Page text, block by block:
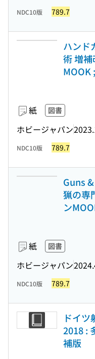
NDC10版 789.7
ハンド
術 増
MOOK
紙 図書
ホビージャパン
NDC10版 789.7
Guns
猟の専
ン
紙 図書
ホビージャパン
NDC10版 789.7
ドイツ
2018 :
補版